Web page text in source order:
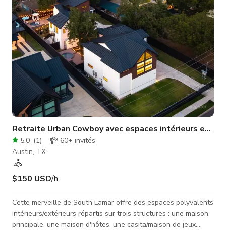
Retraite Urban Cowboy avec espaces intérieurs et
5.0 (1) 60+ invités
Austin, TX
$150 USD/h
Cette merveille de South Lamar offre des espaces polyvalents
intérieurs/extérieurs répartis sur trois structures : une maison
principale, une maison d'hôtes, une casita/maison de jeux.